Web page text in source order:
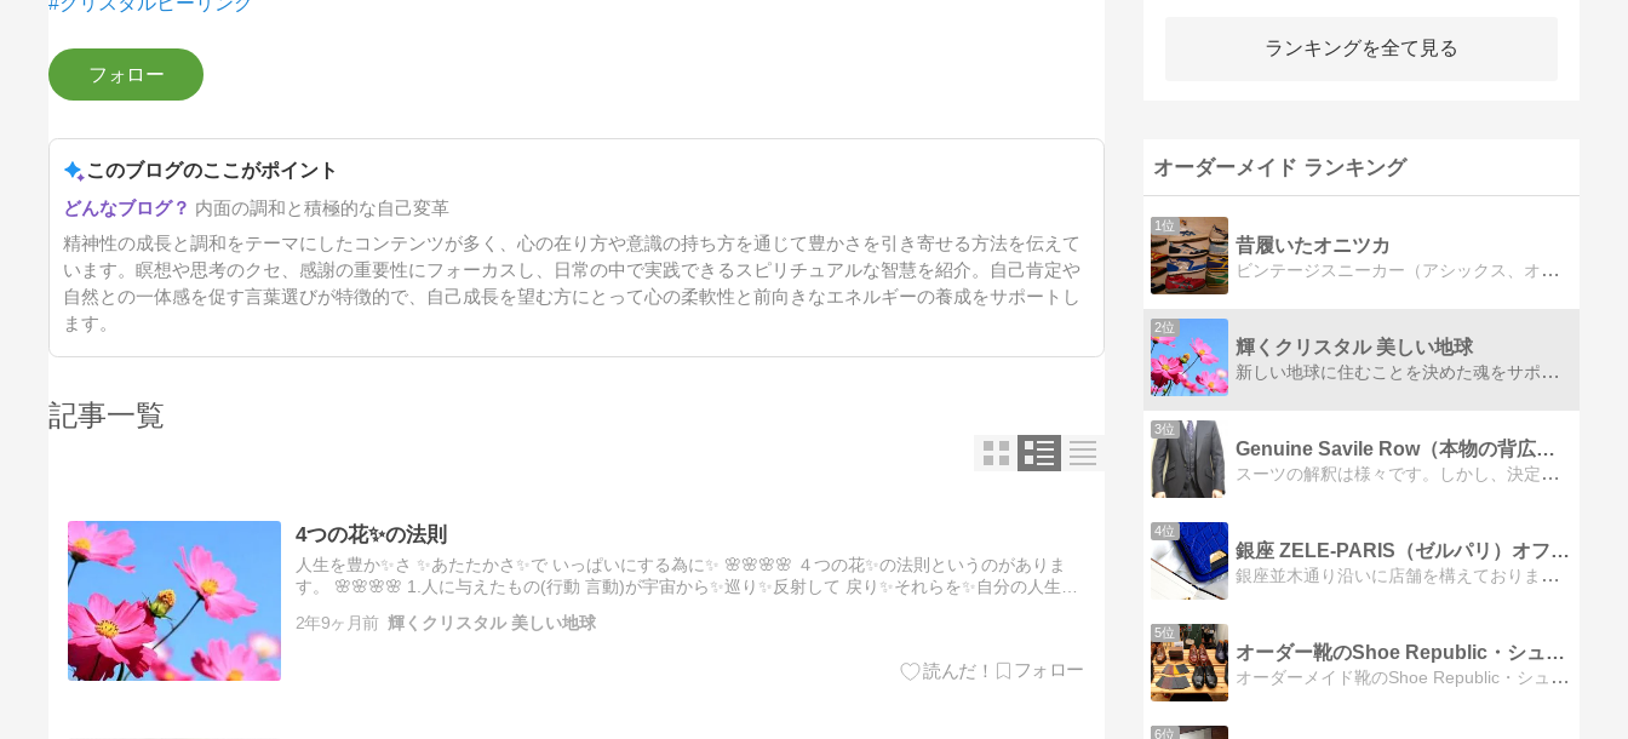
このブログのここがポイント
内面の調和と積極的な自己変革
精神性の成長と調和をテーマにしたコンテンツが多く、心の在り方や意識の持ち方を通じて豊かさを引き寄せる方法を伝えて
います。瞑想や思考のクセ、感謝の重要性にフォーカスし、日常の中で実践できるスピリチュアルな智慧を紹介。自己肯定や
自然との一体感を促す言葉選びが特徴的で、自己成長を望む方にとって心の柔軟性と前向きなエネルギーの養成をサポートし
ます。
記事一覧
4つの花✨の法則
人生を豊か✨さ ✨あたたかさ✨で いっぱいにする為に✨ 🌸🌸🌸🌸 ４つの花✨の法則というのがありま
す。 🌸🌸🌸🌸 1.人に与えたもの(行動 言動)が宇宙から✨巡り✨反射して 戻り✨それらを✨自分の人生に
2年9ヶ月前 輝くクリスタル 美しい地球
ランキングを全て見る
オーダーメイド ランキング
1位
昔履いたオニツカ
ビンテージスニーカー（アシックス、オニツカ、ナイキ、プーマなど）、文房具（古いモンブランほか）、英国トラッド服、オーダースーツ、革靴、ジーンズ、フライトジャケット、などの懐古趣味ブログです。
2位
輝くクリスタル 美しい地球
新しい地球に住むことを決めた魂をサポートするブログ スピリチュアルカウンセリング& オーダーメイド&ジュエリー&魂のシンボル リーディングHappyLifeデザイナー(Ruby)扇歌のブログ
3位
Genuine Savile Row（本物の背広）のブログ
スーツの解釈は様々です。しかし、決定的に間違った着こなしをしている人も多いです。このブログではオーダー（カスタムメイド）スーツの話題を中心に私なりの見解を述べ…
4位
銀座 ZELE-PARIS（ゼルパリ）オフィシャルブログ
銀座並木通り沿いに店舗を構えております。最高級のクロコダイル・ディアスキンによる世界にひとつだけの特別なオーダー品(宝物)をおつくりいたします。
5位
オーダー靴のShoe Republic・シューリパブリック…
オーダーメイド靴のShoe Republic・シューリパブリックのブログのページです。靴に関する情報や靴作りの裏事情などを毎日発信しています。
6位